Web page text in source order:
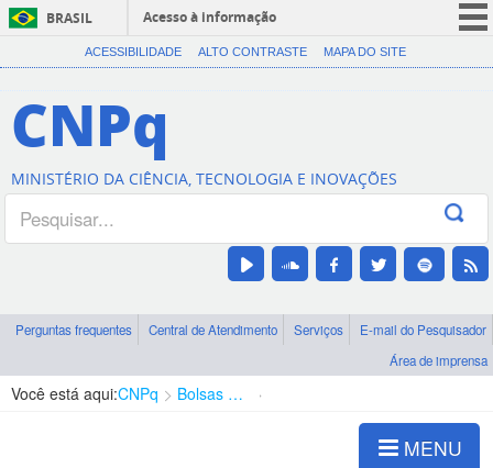
BRASIL
Acesso à informação
CORONAVÍRUS (COVID-19)
Canais
ACESSIBILIDADE ALTO CONTRASTE MAPA DO SITE
CNPq
MINISTÉRIO DA CIÊNCIA, TECNOLOGIA E INOVAÇÕES
Perguntas frequentes Central de Atendimento Serviços
E-mail do Pesquisador
Área de imprensa
Você está aqui:CNPq Bolsas e Auxílios Vigentes
MENU